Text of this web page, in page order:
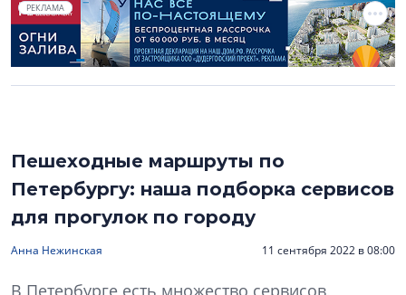
РЕКЛАМА
Пешеходные маршруты по
Петербургу: наша подборка сервисов
для прогулок по городу
Анна Нежинская 11 сентября 2022 в 08:00
В Петербурге есть множество сервисов,